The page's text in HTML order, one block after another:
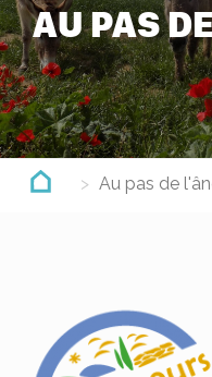
AU PAS
Au pas de